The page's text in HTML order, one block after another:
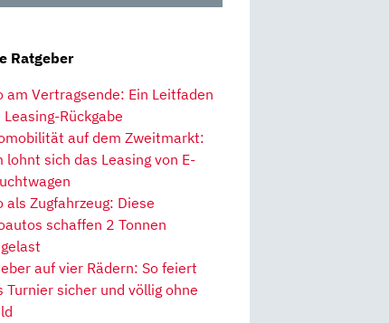
Ratgeber
am Vertragsende: Ein Leitfaden
Rückgabe
auf dem Zweitmarkt:
lohnt sich das Leasing von E-
als Zugfahrzeug: Diese
schaffen 2 Tonnen
auf vier Rädern: So feiert
Turnier sicher und völlig ohne